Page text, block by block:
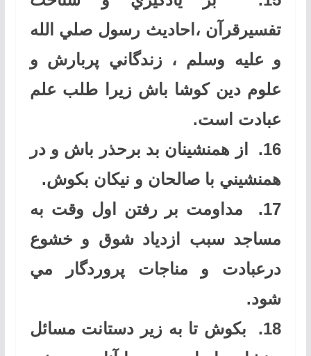
تفسيرقرآن ،احاديث رسول صلي الله
و عليه وسلم ، زندگاني پربارش و
علوم دين كوشا باش زيرا طلب علم
عبادت است.
16.
از همنشينان بد برحذر باش و در
همنشيني با صالحان و نيكان بكوش.
17.
مداومت بر رفتن اول وقت به
مساجد سبب ازدياد شوق و خشوع
درعبادت و مناجات پروردگار مي
شود.
18.
بكوش تا به زير دستانت مسائل